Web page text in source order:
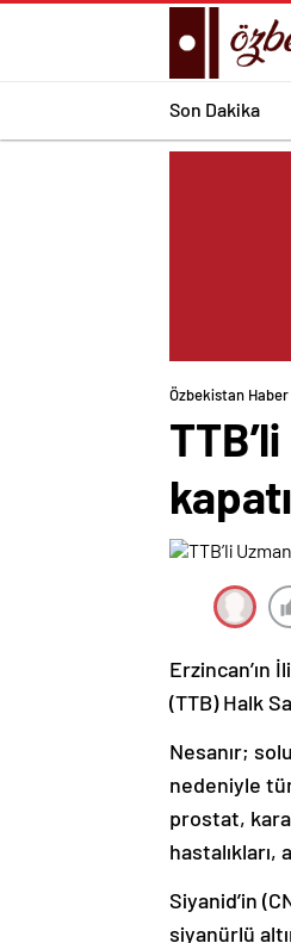
Son Dakika
Özbekistan Haber
Erzincan’ın
(TTB) Halk
Nesanır;
nedeniyle
prostat,
Siyanid’in
siyanürlü